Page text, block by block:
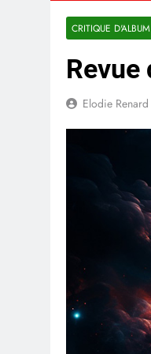
CRITIQUE D'ALBUM
Revue
Elodie Renard